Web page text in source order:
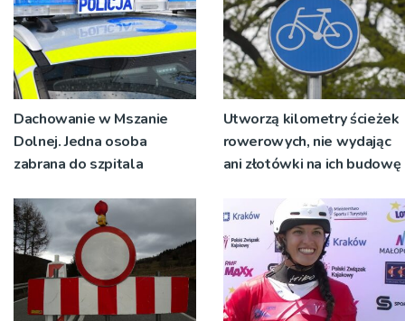
Dachowanie w Mszanie
Dolnej. Jedna osoba
zabrana do szpitala
Utworzą kilometry ścieżek
rowerowych, nie wydając
ani złotówki na ich budowę